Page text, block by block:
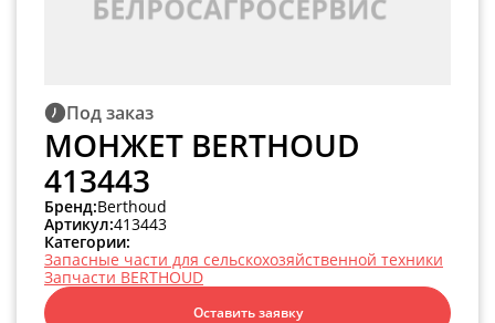
Под заказ
МОНЖЕТ BERTHOUD
413443
Бренд:Berthoud
Артикул:413443
Категории:
Запасные части для сельскохозяйственной техники
Запчасти BERTHOUD
Оставить заявку